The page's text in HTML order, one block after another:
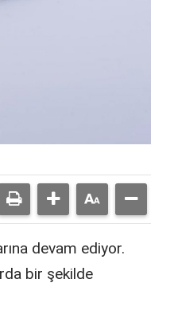
devam ediyor.
bir şekilde